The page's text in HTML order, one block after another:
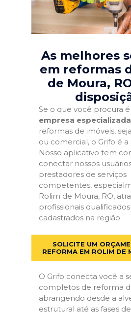
As melhores
em reformas
de Moura,
Se o que você procura
empresa especializada
reformas de imóveis,
ou comercial, o Grifo é a
Nosso aplicativo tem
conectar nossos
prestadores de serviços
competentes,
Rolim de Moura, RO,
profissionais
cadastrados na região.
SOLICITE UM
REFORMA EM ROLIM DE
O Grifo conecta você a
completos de reforma
abrangendo desde a
estrutural até as fases de